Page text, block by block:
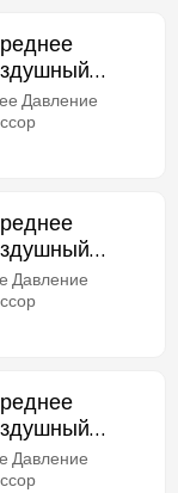
Давление
Давление
Давление